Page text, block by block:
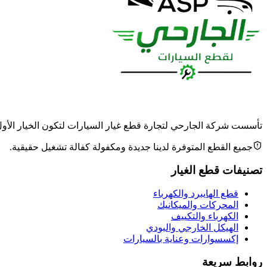
تأسست شركة الجارحي لتجارة قطع غيار السيارات لتكون الخيار الأول
جميع القطع المتوفرة لدينا جديدة ومكفولة كفالة تشغيل حقيقية.
تصنيفات قطع الغيار
قطع الهايبرد والكهرباء
المحركات والميكانيك
الكهرباء والتكييف
الهيكل الخارجي والبودي
إكسسوارات وعناية بالسيارات
روابط سريعة